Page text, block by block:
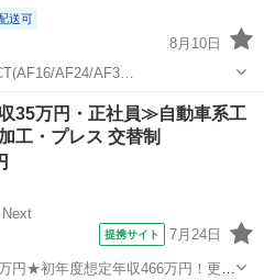
送可
8月10日
AF24/AF3…
ダ DIO
35万円・正社員≫自動車系工
工・プレス 交替制
提携サイト 7月24日
円★初年度想定年収466万円！更新